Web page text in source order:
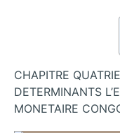
CHAPITRE
DETERMINANTS
MONETAIRE